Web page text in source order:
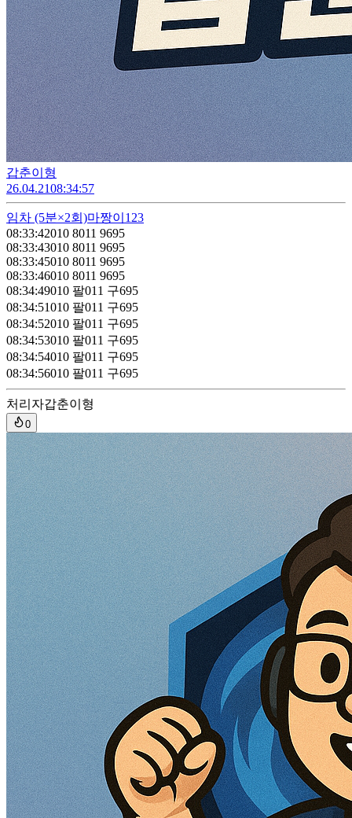
갑춘이형
26.04.2108:34:57
임차 (5분×2회)마짱이123
08:33:42010 8011 9695
08:33:43010 8011 9695
08:33:45010 8011 9695
08:33:46010 8011 9695
08:34:49010 팔011 구695
08:34:51010 팔011 구695
08:34:52010 팔011 구695
08:34:53010 팔011 구695
08:34:54010 팔011 구695
08:34:56010 팔011 구695
처리자갑춘이형
0